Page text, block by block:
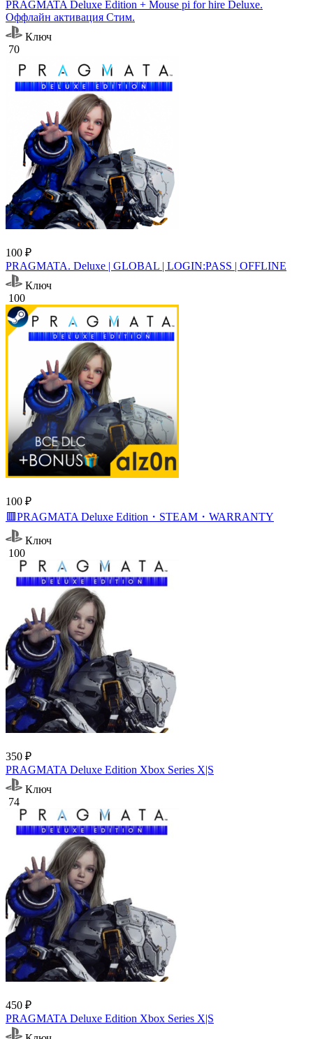
PRAGMATA Deluxe Edition + Mouse pi for hire Deluxe.
Оффлайн активация Cтим.
Ключ
70
100 ₽
PRAGMATA. Deluxe | GLOBAL | LOGIN:PASS | OFFLINE
Ключ
100
100 ₽
🟥PRAGMATA Deluxe Edition・STEAM・WARRANTY
Ключ
100
350 ₽
PRAGMATA Deluxe Edition Xbox Series X|S
Ключ
74
450 ₽
PRAGMATA Deluxe Edition Xbox Series X|S